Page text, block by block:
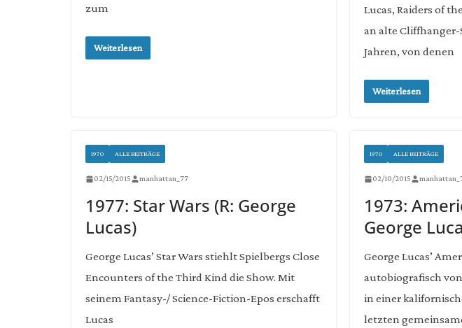
zum
Weiterlesen
Lucas, Raiders of
an alte Cliffhanger-
Jahren, von denen
Weiterlesen
1970 ALLE BEITRÄGE
02/15/2015 manhattan_77
1977: Star Wars (R: George
Lucas)
George Lucas’ Star Wars stiehlt Spielbergs Close
Encounters of the Third Kind die Show. Mit
seinem Fantasy-/ Science-Fiction-Epos erschafft
Lucas
1970 ALLE BEITRÄGE
02/10/2015
1973:
George
George Lucas’
autobiografisch
in einer
letzten